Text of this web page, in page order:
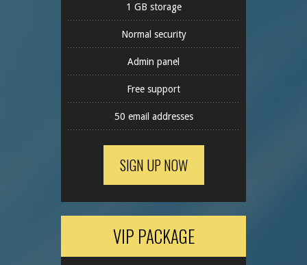
1 GB storage
Normal security
Admin panel
Free support
50 email addresses
SIGN UP NOW
VIP PACKAGE